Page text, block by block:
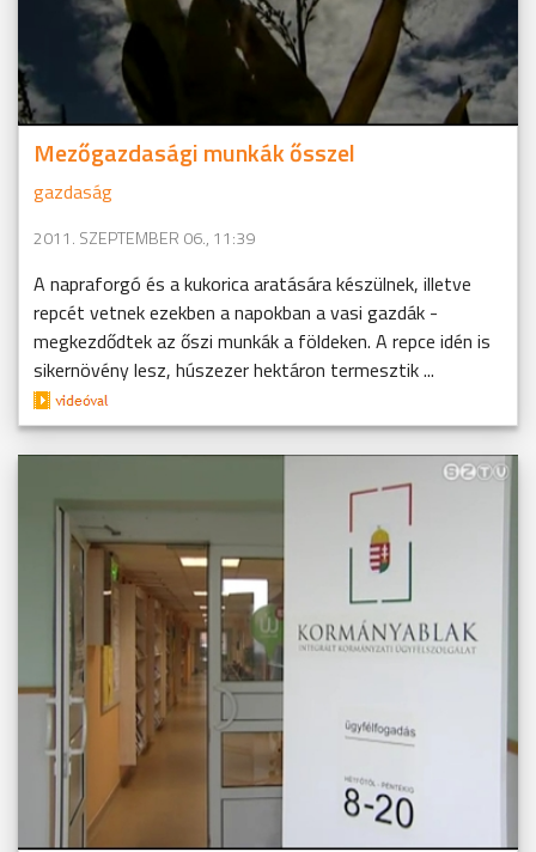
Mezőgazdasági munkák ősszel
gazdaság
2011. SZEPTEMBER 06., 11:39
A napraforgó és a kukorica aratására készülnek, illetve
repcét vetnek ezekben a napokban a vasi gazdák -
megkezdődtek az őszi munkák a földeken. A repce idén is
sikernövény lesz, húszezer hektáron termesztik ...